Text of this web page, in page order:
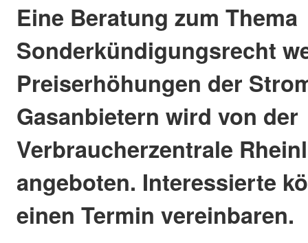
Eine Beratung zum Thema
Sonderkündigungsrecht
Preiserhöhungen der
Gasanbietern wird von der
Verbraucherzentrale
angeboten. Interessierte
einen Termin vereinbaren.